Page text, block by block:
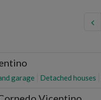
garage Detached houses